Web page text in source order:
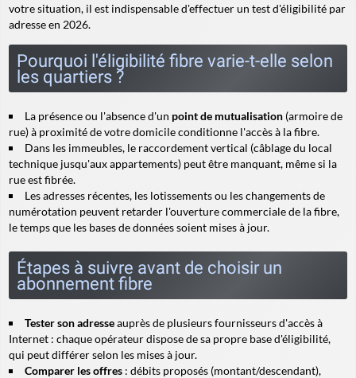
votre situation, il est indispensable d'effectuer un test d'éligibilité par
adresse en 2026.
Pourquoi l'éligibilité fibre varie-t-elle selon
les quartiers ?
La présence ou l'absence d'un point de mutualisation (armoire de
rue) à proximité de votre domicile conditionne l'accès à la fibre.
Dans les immeubles, le raccordement vertical (câblage du local
technique jusqu'aux appartements) peut être manquant, même si la
rue est fibrée.
Les adresses récentes, les lotissements ou les changements de
numérotation peuvent retarder l'ouverture commerciale de la fibre,
le temps que les bases de données soient mises à jour.
Étapes à suivre avant de choisir un
abonnement fibre
Tester son adresseauprès de plusieurs fournisseurs d'accès à
Internet : chaque opérateur dispose de sa propre base d'éligibilité,
qui peut différer selon les mises à jour.
Comparer les offres : débits proposés (montant/descendant),